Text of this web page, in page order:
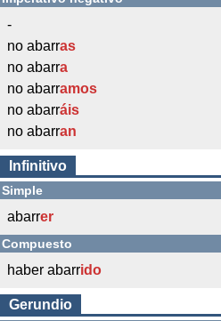
-
no abarras
no abarra
no abarramos
no abarráis
no abarran
Infinitivo
Simple
abarrer
Compuesto
haber abarrido
Gerundio